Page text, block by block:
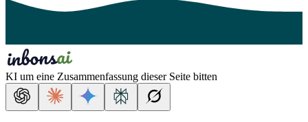
KI um eine Zusammenfassung dieser Seite bitten